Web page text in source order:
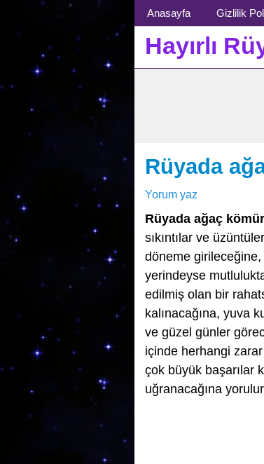
Menü
Anasayfa Gizlilik
Hayırlı
Rüyada
Yorum yaz
Rüyada ağaç
sıkıntılar ve
döneme girileceğine,
yerindeyse
edilmiş olan bir
kalınacağına, yuva
ve güzel günler
içinde herhangi
çok büyük başarılar
uğranacağına